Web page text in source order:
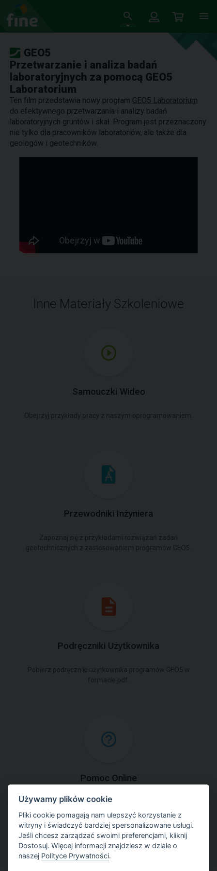
GEO5
Przetwarzanie i analiza badań
laboratoryjnych za pomocą GEO5
Laboratorium
Ten film przedstawia nowy program GEO5 Laboratorium
do efektywnego przetwarzania i analizy badań
laboratoryjnych gruntów i skał. Program jest przeznaczony
nie tylko dla pracowników laboratoriów, ale także dla
geologów i geotechników.
Inne Materiały Szkoleniowe
Samouczki Wideo
Obejrzyj przykłady pracy z naszym oprogramowaniem.
Przewodniki Inżyniera
Zapoznaj się z przykładami rozwiązań zadań
geotechnicznych z zastosowaniem programów GEO5.
Podręczniki Użytkownika
Pobierz podręczniki użytkownika programów GEO5 w
formacie pdf.
Pomoc Online
Skorzystaj online z kontekstowego podręcznika
użytkownika do programów GEO5.
Używamy plików cookie
Pliki cookie pomagają nam ulepszyć korzystanie z
witryny i świadczyć bardziej spersonalizowane usługi.
Jeśli chcesz zarządzać swoimi preferencjami, kliknij
Dostosuj. Więcej informacji znajdziesz w dziale o
naszej Polityce Prywatności.